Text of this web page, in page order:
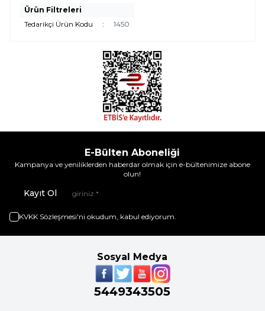
Ürün Filtreleri
Tedarikçi Ürün Kodu
: 1450
E-Bülten Aboneliği
Kampanya ve yeniliklerden haberdar olmak için e-bültenimize abone
olun!
Kayıt Ol
KVKK Sözleşmesi'ni okudum, kabul ediyorum.
Sosyal Medya
5449343505